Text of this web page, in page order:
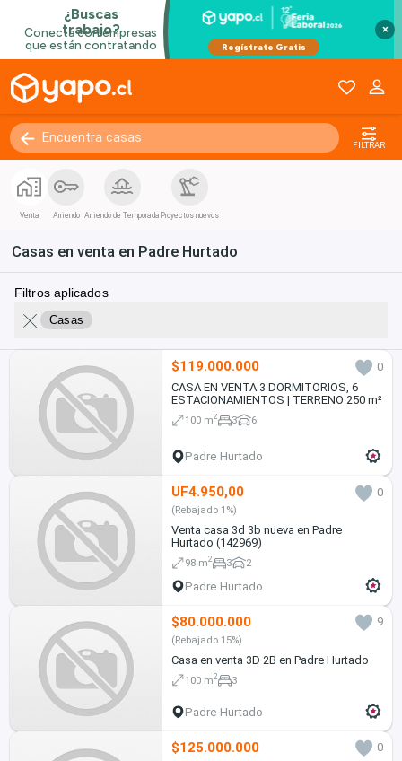
×
FILTRAR
Venta Arriendo Arriendo de Temporada Proyectos nuevos
Casas en venta en Padre Hurtado
Filtros aplicados
Casas
$119.000.000
0
CASA EN VENTA 3 DORMITORIOS, 6
ESTACIONAMIENTOS | TERRENO 250 m²
100 m2 3 6
Padre Hurtado
UF4.950,00 0
(Rebajado 1%)
Venta casa 3d 3b nueva en Padre
Hurtado (142969)
98 m2 3 2
Padre Hurtado
$80.000.000 9
(Rebajado 15%)
Casa en venta 3D 2B en Padre Hurtado
100 m2 3
Padre Hurtado
$125.000.000
0